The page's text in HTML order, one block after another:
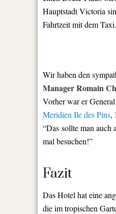
Hauptstadt Victoria
Fahrtzeit mit dem Taxi.
Wir haben den
Manager Romain
Vorher war er
Meridien Ile des Pins,
“Das sollte man auch
mal besuchen!”
Fazit
Das Hotel hat eine
die im tropischen